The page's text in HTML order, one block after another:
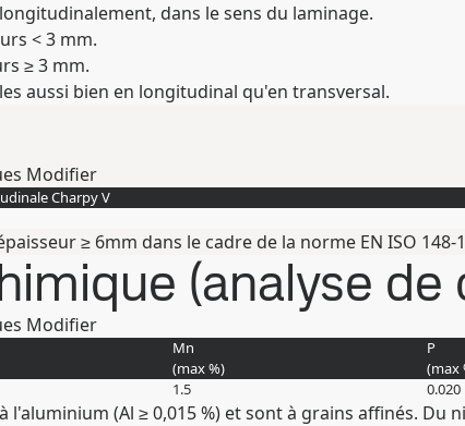
dans le sens du laminage.
< 3 mm.
≥ 3 mm.
aussi bien en longitudinal qu'en transversal.
Modifier
Charpy V
≥ 6mm dans le cadre de la norme EN ISO
(analyse de
Modifier
Mn
(max%)
P
(max
1.5 0.020
l'aluminium (Al ≥ 0,015 %) et sont à grains affinés.